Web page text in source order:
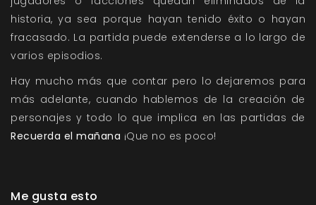
historia, ya sea porque hayan tenido éxito o hayan
fracasado. La partida puede extenderse a lo largo de
varios episodios.
Hay mucho más que contar pero lo dejaremos para
más adelante, cuando hablemos de la creación de
personajes y todo lo que implica en las partidas de
Recuerda el mañana ¡Que no es poco!
Me gusta esto